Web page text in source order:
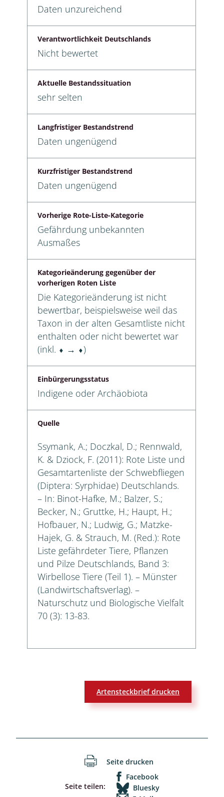
Daten unzureichend
Verantwortlichkeit Deutschlands
Nicht bewertet
Aktuelle Bestandssituation
sehr selten
Langfristiger Bestandstrend
Daten ungenügend
Kurzfristiger Bestandstrend
Daten ungenügend
Vorherige Rote-Liste-Kategorie
Gefährdung unbekannten
Ausmaßes
Kategorieänderung gegenüber der
vorherigen Roten Liste
Die Kategorieänderung ist nicht
bewertbar, beispielsweise weil das
Taxon in der alten Gesamtliste nicht
enthalten oder nicht bewertet war
(inkl. ⬧ → ⬧)
Einbürgerungsstatus
Indigene oder Archäobiota
Quelle
Ssymank, A.; Doczkal, D.; Rennwald,
K. & Dziock, F. (2011): Rote Liste und
Gesamtartenliste der Schwebfliegen
(Diptera: Syrphidae) Deutschlands.
– In: Binot-Hafke, M.; Balzer, S.;
Becker, N.; Gruttke, H.; Haupt, H.;
Hofbauer, N.; Ludwig, G.; Matzke-
Hajek, G. & Strauch, M. (Red.): Rote
Liste gefährdeter Tiere, Pflanzen
und Pilze Deutschlands, Band 3:
Wirbellose Tiere (Teil 1). – Münster
(Landwirtschaftsverlag). –
Naturschutz und Biologische Vielfalt
70 (3): 13-83.
Artensteckbrief drucken
Seite drucken
Seite teilen:
Facebook
Bluesky